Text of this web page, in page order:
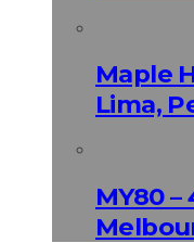
Maple
Lima,
MY80